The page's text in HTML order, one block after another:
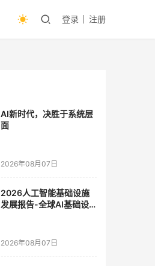
登录 注册
AI新时代，决胜于系统层
面
2026年08月07日
2026人工智能基础设施
发展报告-全球AI基础设
2026年08月07日